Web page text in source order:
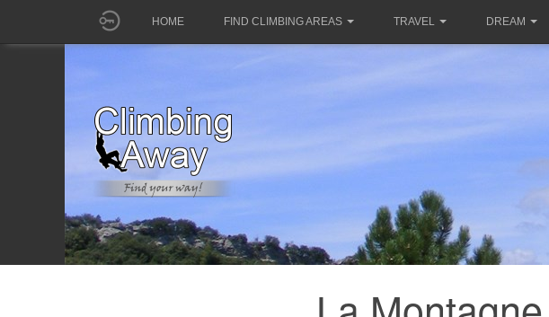
HOME FIND CLIMBING AREAS TRAVEL DREAM